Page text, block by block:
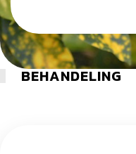
BEHANDELING